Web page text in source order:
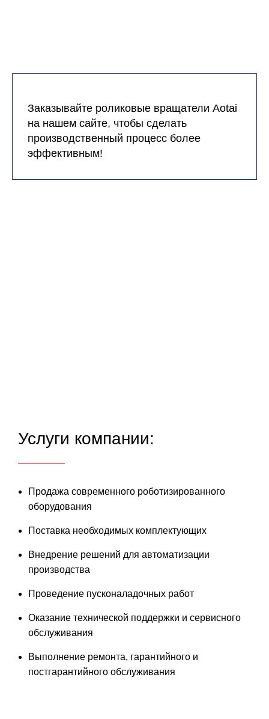
Заказывайте роликовые вращатели Aotai
на нашем сайте, чтобы сделать
производственный процесс более
эффективным!
Услуги компании:
Продажа современного роботизированного
оборудования
Поставка необходимых комплектующих
Внедрение решений для автоматизации
производства
Проведение пусконаладочных работ
Оказание технической поддержки и сервисного
обслуживания
Выполнение ремонта, гарантийного и
постгарантийного обслуживания